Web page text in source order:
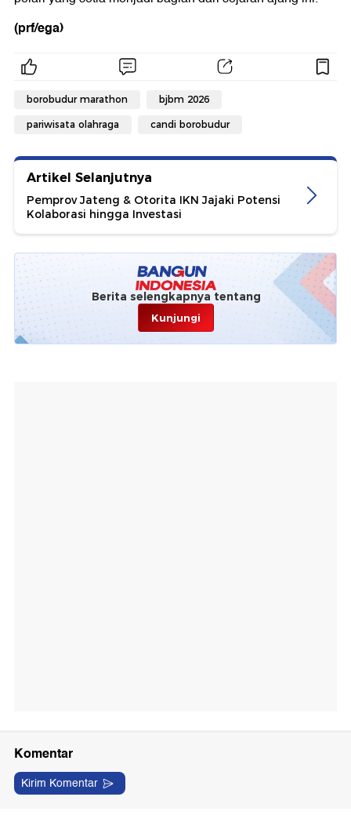
(prf/ega)
borobudur marathon bjbm 2026
pariwisata olahraga candi borobudur
Artikel Selanjutnya
Pemprov Jateng & Otorita IKN Jajaki Potensi
Kolaborasi hingga Investasi
Berita selengkapnya tentang
Kunjungi